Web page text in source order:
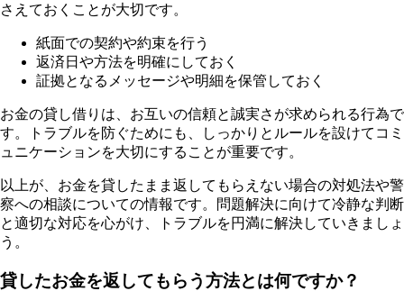
さえておくことが大切です。
紙面での契約や約束を行う
返済日や方法を明確にしておく
証拠となるメッセージや明細を保管しておく
お金の貸し借りは、お互いの信頼と誠実さが求められる行為で
す。トラブルを防ぐためにも、しっかりとルールを設けてコミ
ュニケーションを大切にすることが重要です。
以上が、お金を貸したまま返してもらえない場合の対処法や警
察への相談についての情報です。問題解決に向けて冷静な判断
と適切な対応を心がけ、トラブルを円満に解決していきましょ
う。
貸したお金を返してもらう方法とは何ですか？